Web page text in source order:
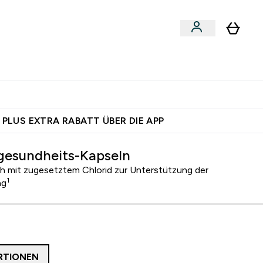
EXTRA RABATT ÜBER DIE APP
Kapseln
mit zugesetztem Chlorid zur Unterstützung der
1